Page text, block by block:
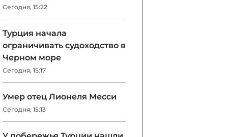
Сегодня, 15:22
Турция начала
ограничивать судоходство в
Черном море
Сегодня, 15:17
Умер отец Лионеля Месси
Сегодня, 15:13